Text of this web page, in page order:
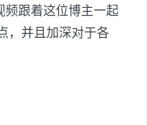
频跟着这位博主一起
，并且加深对于各